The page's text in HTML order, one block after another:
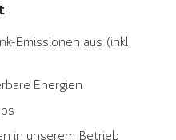
Emissionen aus (inkl.
Energien
in unserem Betrieb